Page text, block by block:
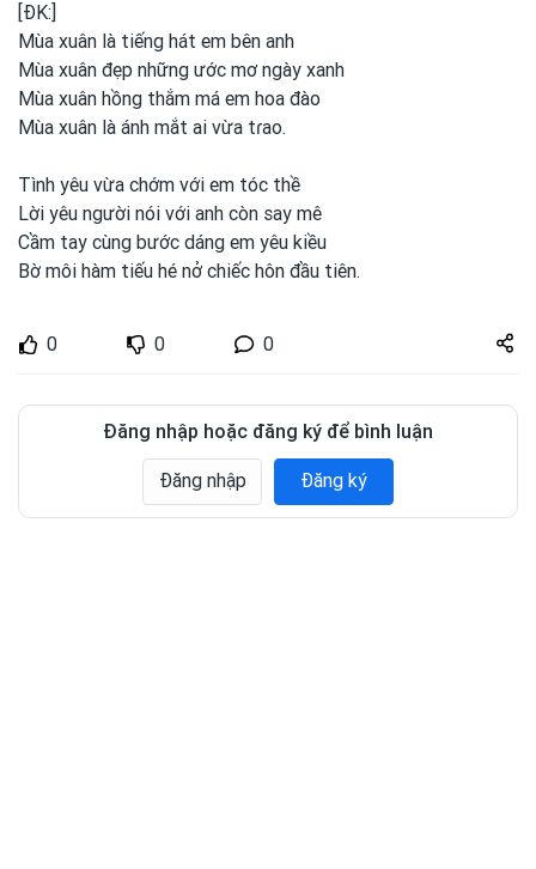
[ĐK:]
Mùa xuân là tiếng hát em bên anh
Mùa xuân đẹp những ước mơ ngày xanh
Mùa xuân hồng thắm má em hoa đào
Mùa xuân là ánh mắt ai vừa tɾao.
Tình yêu vừa chớm với em tóc thề
Lời yêu người nói với anh còn say mê
Cầm tay cùng bước dáng em yêu kiều
Bờ môi hàm tiếu hé nở chiếc hôn đầu tiên.
0 0 0
Share
zuto.vn
Đăng nhập hoặc đăng ký để bình luận
Đăng nhập Đăng ký